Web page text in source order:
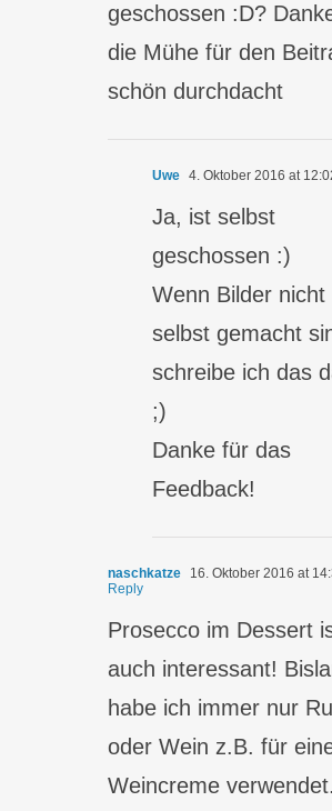
geschossen :D?
die Mühe für den
schön durchdacht
Uwe 4. Oktober 2016 at
Ja, ist selbst
geschossen :)
Wenn Bilder nicht
selbst gemacht
schreibe ich das
;)
Danke für das
Feedback!
naschkatze 16. Oktober 2016 at
Reply
Prosecco im Dessert
auch interessant!
habe ich immer nur
oder Wein z.B. für
Weincreme verwendet.